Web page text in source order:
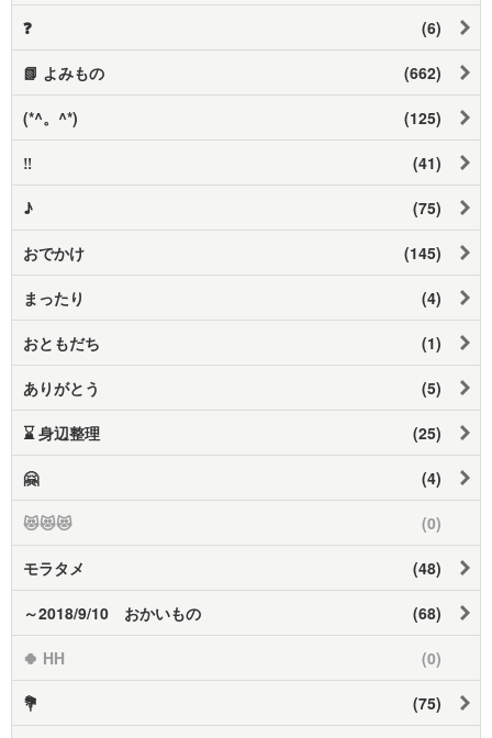
❓ (6)
📗 よみもの (662)
(*^。^*) (125)
‼ (41)
♪ (75)
おでかけ (145)
まったり (4)
おともだち (1)
ありがとう (5)
⌛ 身辺整理 (25)
🤗 (4)
😻😻😻 (0)
モラタメ (48)
～2018/9/10 おかいもの (68)
🍀 HH (0)
💐 (75)